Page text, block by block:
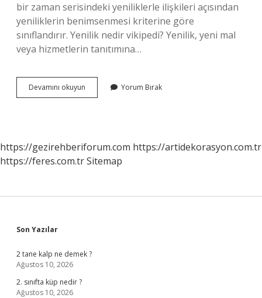
bir zaman serisindeki yeniliklerle ilişkileri açısından
yeniliklerin benimsenmesi kriterine göre
sınıflandırır. Yenilik nedir vikipedi? Yenilik, yeni mal
veya hizmetlerin tanıtımına…
Devamını okuyun
Tanımı
Yorum Bırak
https://gezirehberiforum.com https://artidekorasyon.com.tr
https://feres.com.trSitemap
Sidebar
Son Yazılar
2 tane kalp ne demek ?
Ağustos 10, 2026
2. sınıfta küp nedir ?
Ağustos 10, 2026